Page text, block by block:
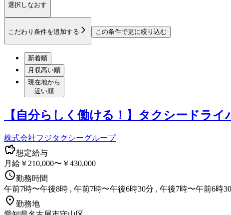
選択しなおす
こだわり条件を追加する この条件で更に絞り込む
新着順
月収高い順
現在地から
近い順
【自分らしく働ける！】タクシードラ
株式会社フジタクシーグループ
想定給与
月給￥210,000〜￥430,000
勤務時間
午前7時〜午後8時 , 午前7時〜午後6時30分 , 午後7時〜午前6時
勤務地